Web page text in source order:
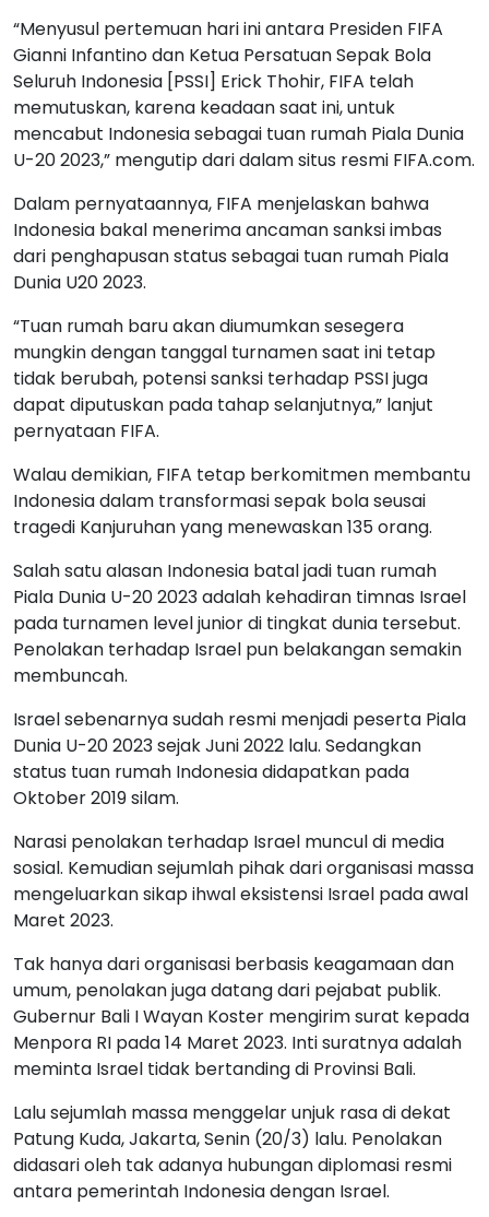
“Menyusul pertemuan hari ini antara Presiden FIFA
Gianni Infantino dan Ketua Persatuan Sepak Bola
Seluruh Indonesia [PSSI] Erick Thohir, FIFA telah
memutuskan, karena keadaan saat ini, untuk
mencabut Indonesia sebagai tuan rumah Piala Dunia
U-20 2023,” mengutip dari dalam situs resmi FIFA.com.
Dalam pernyataannya, FIFA menjelaskan bahwa
Indonesia bakal menerima ancaman sanksi imbas
dari penghapusan status sebagai tuan rumah Piala
Dunia U20 2023.
“Tuan rumah baru akan diumumkan sesegera
mungkin dengan tanggal turnamen saat ini tetap
tidak berubah, potensi sanksi terhadap PSSI juga
dapat diputuskan pada tahap selanjutnya,” lanjut
pernyataan FIFA.
Walau demikian, FIFA tetap berkomitmen membantu
Indonesia dalam transformasi sepak bola seusai
tragedi Kanjuruhan yang menewaskan 135 orang.
Salah satu alasan Indonesia batal jadi tuan rumah
Piala Dunia U-20 2023 adalah kehadiran timnas Israel
pada turnamen level junior di tingkat dunia tersebut.
Penolakan terhadap Israel pun belakangan semakin
membuncah.
Israel sebenarnya sudah resmi menjadi peserta Piala
Dunia U-20 2023 sejak Juni 2022 lalu. Sedangkan
status tuan rumah Indonesia didapatkan pada
Oktober 2019 silam.
Narasi penolakan terhadap Israel muncul di media
sosial. Kemudian sejumlah pihak dari organisasi massa
mengeluarkan sikap ihwal eksistensi Israel pada awal
Maret 2023.
Tak hanya dari organisasi berbasis keagamaan dan
umum, penolakan juga datang dari pejabat publik.
Gubernur Bali I Wayan Koster mengirim surat kepada
Menpora RI pada 14 Maret 2023. Inti suratnya adalah
meminta Israel tidak bertanding di Provinsi Bali.
Lalu sejumlah massa menggelar unjuk rasa di dekat
Patung Kuda, Jakarta, Senin (20/3) lalu. Penolakan
didasari oleh tak adanya hubungan diplomasi resmi
antara pemerintah Indonesia dengan Israel.